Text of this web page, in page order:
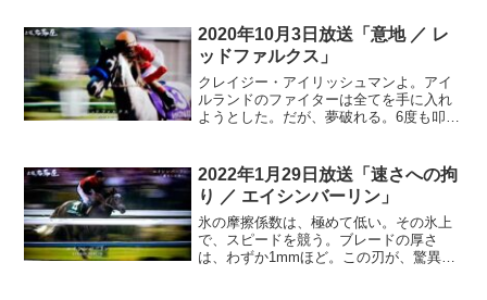
合4ゴールの衝撃。だが、乗らない時は味
方にあっさりパスを出すのみ。皇帝の気
まぐれさに、ファンは憤慨することもあ
った。それでも、彼が牙を剥いた時のパ
フォーマンスは、どうしても記憶から消
えない…
2020年10月3日放送「意地 ／ レ
ッドファルクス」
クレイジー・アイリッシュマンよ。アイ
ルランドのファイターは全てを手に入れ
ようとした。だが、夢破れる。6度も叩き
に。ウェイン・マッカラー。しかし、ベ
ルトを返上し2階級制覇に挑み続けた。そ
のタフネスは未来へ語り継がれていく…
2022年1月29日放送「速さへの拘
り ／ エイシンバーリン」
氷の摩擦係数は、極めて低い。その氷上
で、スピードを競う。ブレードの厚さ
は、わずか1mmほど。この刃が、驚異的